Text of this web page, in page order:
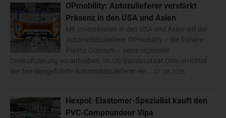
OPmobility: Autozulieferer verstärkt
Präsenz in den USA und Asien
Mit Investitionen in den USA und Asien will der
Automobilzulieferer OPmobility – die frühere
Plastic Omnium – seine regionale
Diversifizierung vorantreiben. Im US-Bundesstaat Ohio errichtet
der familiengeführte Automobilzulieferer ein...
Hexpol: Elastomer-Spezialist kauft den
PVC-Compoundeur Vipa